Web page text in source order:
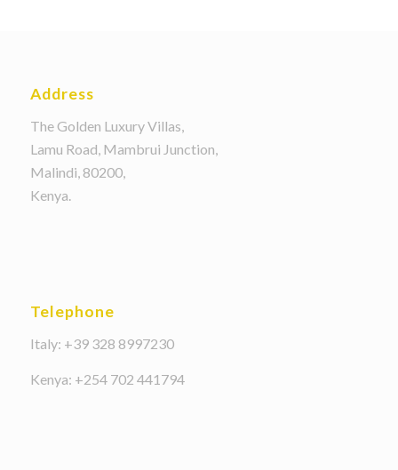
Address
The Golden Luxury Villas,
Lamu Road, Mambrui Junction,
Malindi, 80200,
Kenya.
Telephone
Italy: +39 328 8997230
Kenya: +254 702 441794